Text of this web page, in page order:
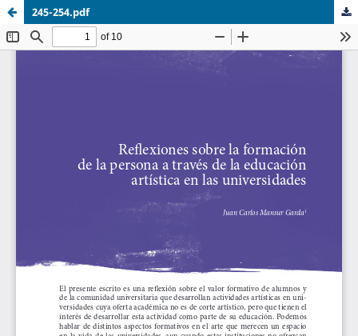
245-254.pdf